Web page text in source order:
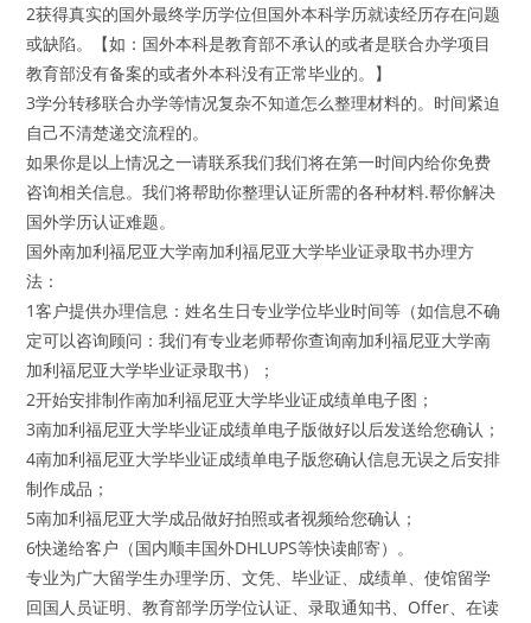
2获得真实的国外最终学历学位但国外本科学历就读经历存在问题
或缺陷。【如：国外本科是教育部不承认的或者是联合办学项目
教育部没有备案的或者外本科没有正常毕业的。】
3学分转移联合办学等情况复杂不知道怎么整理材料的。时间紧迫
自己不清楚递交流程的。
如果你是以上情况之一请联系我们我们将在第一时间内给你免费
咨询相关信息。我们将帮助你整理认证所需的各种材料.帮你解决
国外学历认证难题。
国外南加利福尼亚大学南加利福尼亚大学毕业证录取书办理方
法：
1客户提供办理信息：姓名生日专业学位毕业时间等（如信息不确
定可以咨询顾问：我们有专业老师帮你查询南加利福尼亚大学南
加利福尼亚大学毕业证录取书）；
2开始安排制作南加利福尼亚大学毕业证成绩单电子图；
3南加利福尼亚大学毕业证成绩单电子版做好以后发送给您确认；
4南加利福尼亚大学毕业证成绩单电子版您确认信息无误之后安排
制作成品；
5南加利福尼亚大学成品做好拍照或者视频给您确认；
6快递给客户（国内顺丰国外DHLUPS等快读邮寄）。
专业为广大留学生办理学历、文凭、毕业证、成绩单、使馆留学
回国人员证明、教育部学历学位认证、录取通知书、Offer、在读